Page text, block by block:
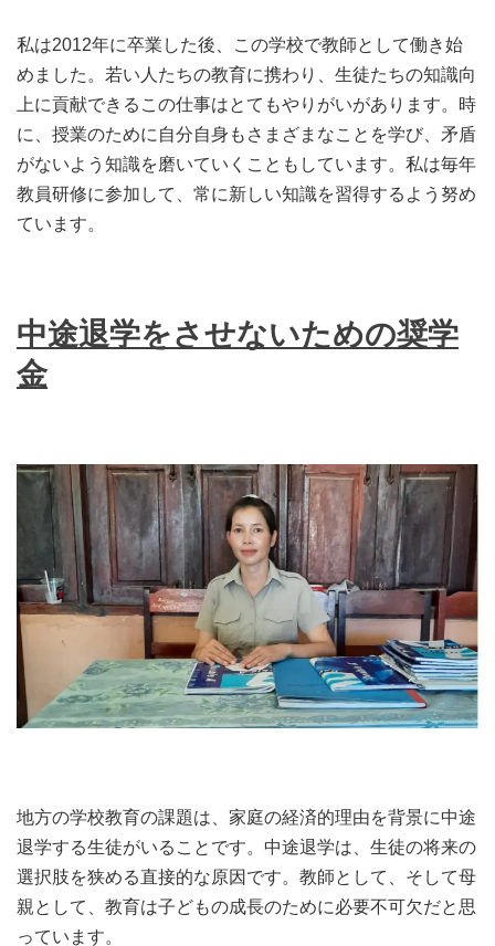
私は2012年に卒業した後、この学校で教師として働き始
めました。若い人たちの教育に携わり、生徒たちの知識向
上に貢献できるこの仕事はとてもやりがいがあります。時
に、授業のために自分自身もさまざまなことを学び、矛盾
がないよう知識を磨いていくこともしています。私は毎年
教員研修に参加して、常に新しい知識を習得するよう努め
ています。
中途退学をさせないための奨学
金
地方の学校教育の課題は、家庭の経済的理由を背景に中途
退学する生徒がいることです。中途退学は、生徒の将来の
選択肢を狭める直接的な原因です。教師として、そして母
親として、教育は子どもの成長のために必要不可欠だと思
っています。